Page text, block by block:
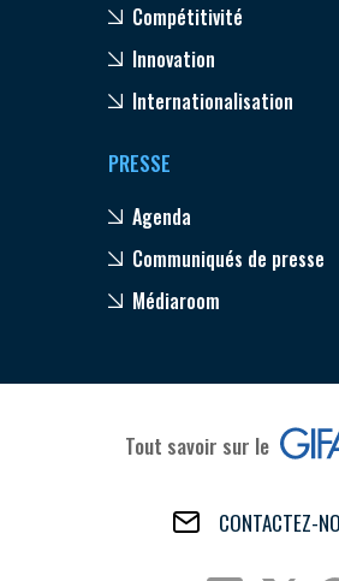
Compétitivité
Innovation
Internationalisation
PRESSE
Agenda
Communiqués de presse
Médiaroom
Tout savoir sur le
CONTACTEZ-